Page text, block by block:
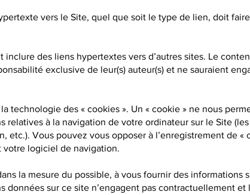
vers le Site, quel que soit le type de lien, doit
inclure des liens hypertextes vers d’autres sites. Le
exclusive de leur(s) auteur(s) et ne sauraient
technologie des « cookies ». Un « cookie » ne nous
relatives à la navigation de votre ordinateur sur le Site
etc.). Vous pouvez vous opposer à l’enregistrement de «
votre logiciel de navigation.
la mesure du possible, à vous fournir des
données sur ce site n’engagent pas contractuellement